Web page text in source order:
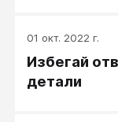
трех стадий.
либо грустное
01 окт. 2022 г.
Избегай
детали